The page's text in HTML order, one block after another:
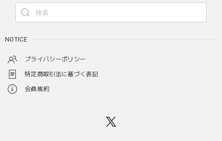
NOTICE
プライバシーポリシー
特定商取引法に基づく表記
会員規約